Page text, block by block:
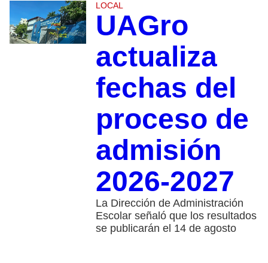
LOCAL
UAGro
actualiza
fechas del
proceso de
admisión
2026-2027
La Dirección de Administración
Escolar señaló que los resultados
se publicarán el 14 de agosto